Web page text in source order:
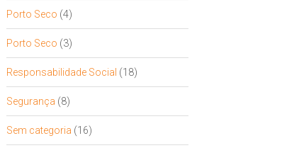
Porto Seco (4)
Porto Seco (3)
Responsabilidade Social (18)
Segurança (8)
Sem categoria (16)